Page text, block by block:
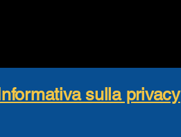
Informativa sulla privacy